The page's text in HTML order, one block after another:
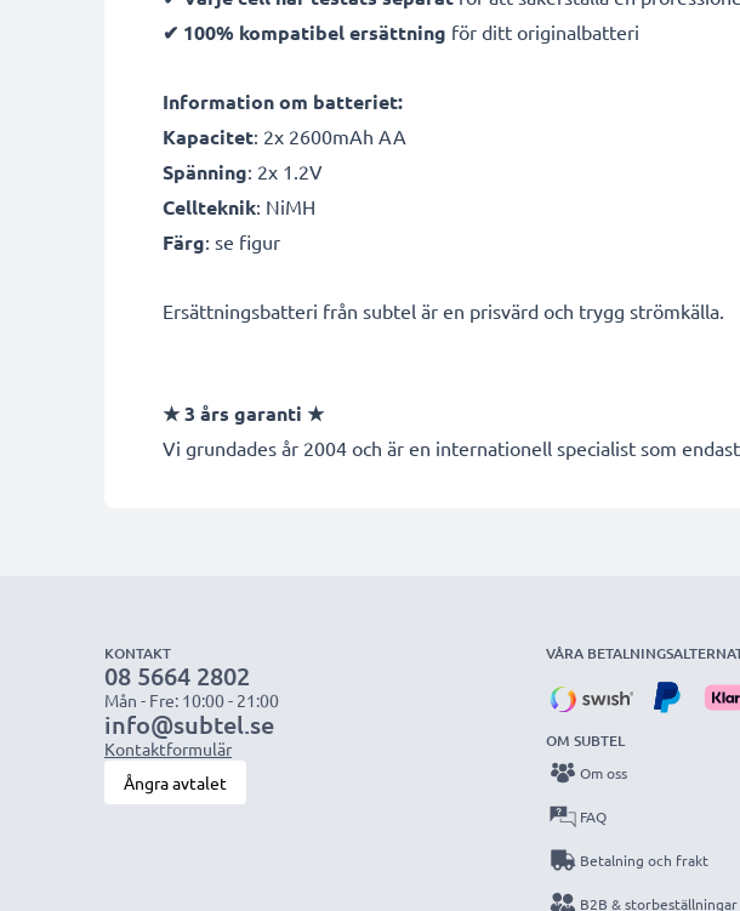
✔ 100% kompatibel ersättning för ditt originalbatteri
Information om batteriet:
Kapacitet: 2x 2600mAh AA
Spänning: 2x 1.2V
Cellteknik: NiMH
Färg: se figur
Ersättningsbatteri från subtel är en prisvärd och trygg strömkälla.
★3 års garanti ★
Vi grundades år 2004 och är en internationell specialist som
KONTAKT
08 5664 2802
Mån - Fre: 10:00 - 21:00
info@subtel.se
Kontaktformulär
Ångra avtalet
VÅRA
OM SUBTEL
Om oss
FAQ
Betalning och frakt
B2B & storbeställningar